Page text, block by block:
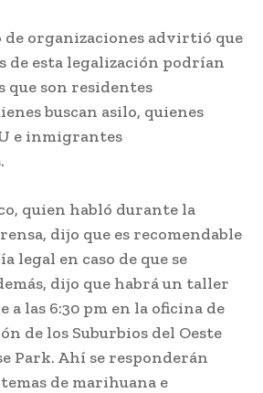
de organizaciones advirtió que
de esta legalización podrían
que son residentes
buscan asilo, quienes
e inmigrantes
quien habló durante la
dijo que es recomendable
legal en caso de que se
dijo que habrá un taller
a las 6:30 pm en la oficina de
de los Suburbios del Oeste
Park. Ahí se responderán
de marihuana e